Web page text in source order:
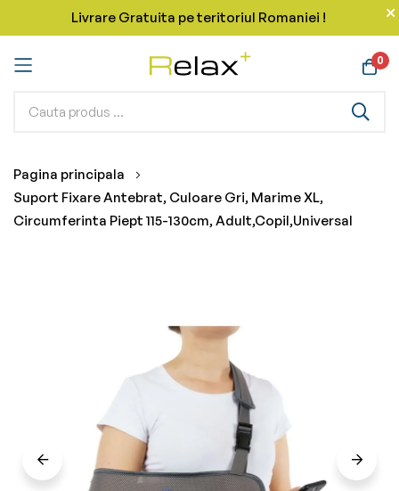
Livrare Gratuita pe teritoriul Romaniei !
0
Mergeti
la
Continut
Pagina principala
Suport Fixare Antebrat, Culoare Gri, Marime XL,
Circumferinta Piept 115-130cm, Adult,Copil,Universal
gallery